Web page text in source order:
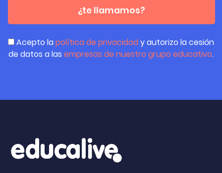
¿te llamamos?
Acepto lapolítica de privacidady autorizo la cesión
de datos a las empresas de nuestro grupo educativo.